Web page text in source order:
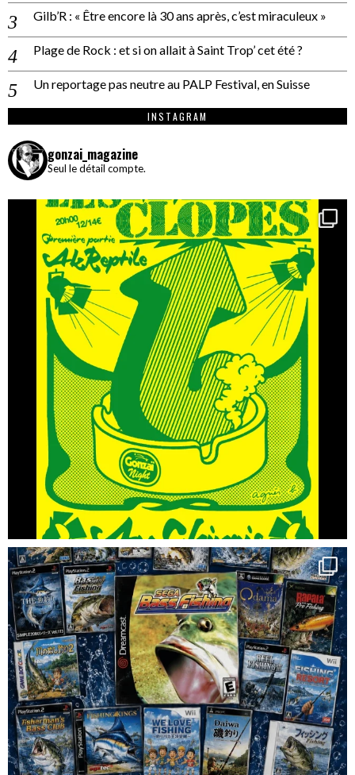
Gilb’R : « Être encore là 30 ans après, c’est miraculeux »
Plage de Rock : et si on allait à Saint Trop’ cet été ?
Un reportage pas neutre au PALP Festival, en Suisse
INSTAGRAM
gonzai_magazine
Seul le détail compte.